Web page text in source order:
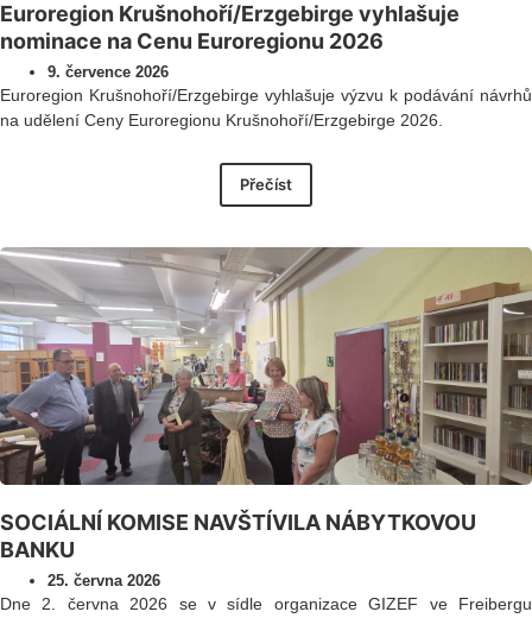
Euroregion Krušnohoří/Erzgebirge vyhlašuje
nominace na Cenu Euroregionu 2026
9. července 2026
Euroregion Krušnohoří/Erzgebirge vyhlašuje výzvu k podávání návrhů
na udělení Ceny Euroregionu Krušnohoří/Erzgebirge 2026.
Přečíst
SOCIÁLNÍ KOMISE NAVŠTÍVILA NÁBYTKOVOU
BANKU
25. června 2026
Dne 2. června 2026 se v sídle organizace GIZEF ve Freibergu